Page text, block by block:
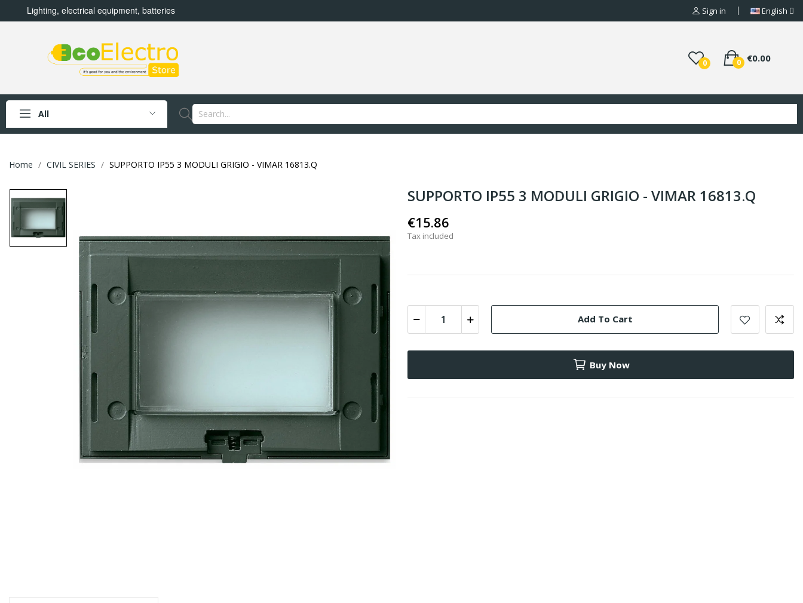
Lighting, electrical equipment, batteries Sign in English
0 €0.00
0
All
Home CIVIL SERIES SUPPORTO IP55 3 MODULI GRIGIO - VIMAR 16813.Q
SUPPORTO IP55 3 MODULI GRIGIO - VIMAR 16813.Q
€15.86
Tax included
Add To Cart
Buy Now